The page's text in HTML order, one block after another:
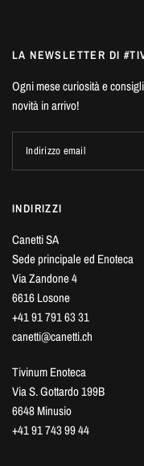
LA NEWSLETTER DI
Ogni mese curiosità e
novità in arrivo!
Indirizzo email
INDIRIZZI
Canetti SA
Sede principale ed Enoteca
Via Zandone 4
6616 Losone
+41 91 791 63 31
canetti@canetti.ch
Tivinum Enoteca
Via S. Gottardo 199B
6648 Minusio
+41 91 743 99 44